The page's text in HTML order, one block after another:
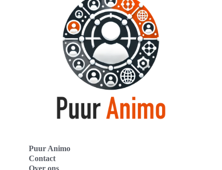
Puur Animo
Contact
Over ons